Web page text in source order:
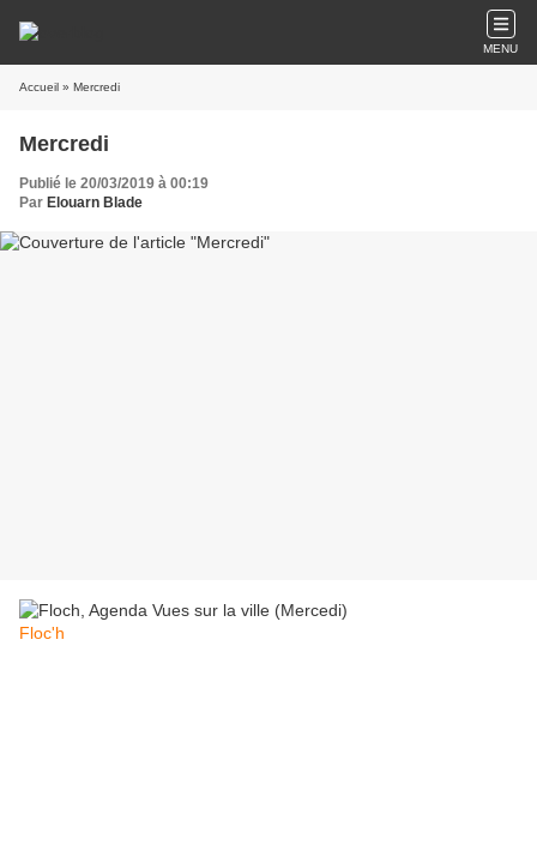
MENU
Accueil » Mercredi
Mercredi
Publié le 20/03/2019 à 00:19
Par Elouarn Blade
Floc'h